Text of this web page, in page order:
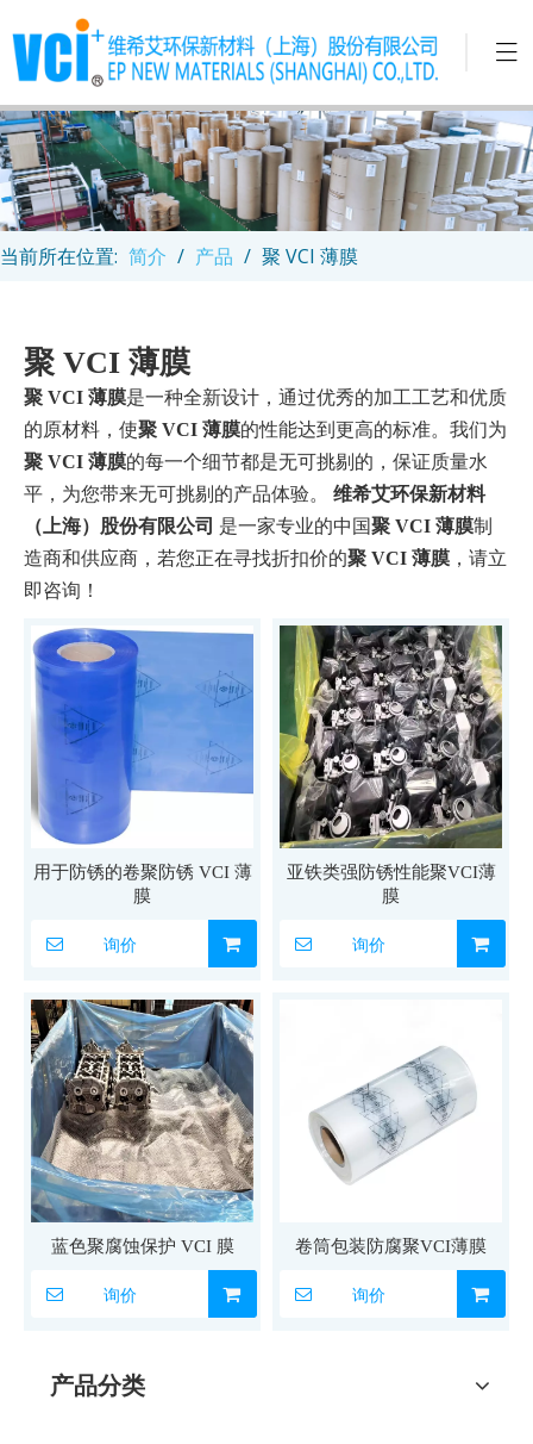
当前所在位置: 简介 / 产品 / 聚 VCI 薄膜
聚 VCI 薄膜
聚 VCI 薄膜是一种全新设计，通过优秀的加工工艺和优质
的原材料，使聚 VCI 薄膜的性能达到更高的标准。我们为
聚 VCI 薄膜的每一个细节都是无可挑剔的，保证质量水
平，为您带来无可挑剔的产品体验。 维希艾环保新材料
（上海）股份有限公司 是一家专业的中国聚 VCI 薄膜制
造商和供应商，若您正在寻找折扣价的聚 VCI 薄膜 ，请立
即咨询！
用于防锈的卷聚防锈 VCI 薄
膜
询价
亚铁类强防锈性能聚VCI薄
膜
询价
蓝色聚腐蚀保护 VCI 膜
询价
卷筒包装防腐聚VCI薄膜
询价
产品分类